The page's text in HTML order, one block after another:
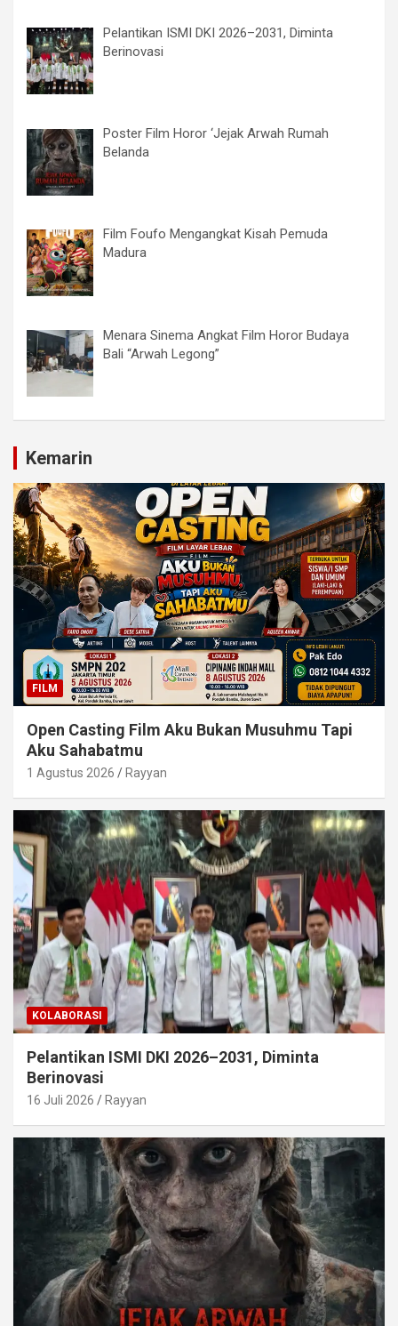
Pelantikan ISMI DKI 2026–2031, Diminta
Berinovasi
Poster Film Horor ‘Jejak Arwah Rumah
Belanda
Film Foufo Mengangkat Kisah Pemuda
Madura
Menara Sinema Angkat Film Horor Budaya
Bali “Arwah Legong”
Kemarin
FILM
Open Casting Film Aku Bukan Musuhmu Tapi
Aku Sahabatmu
1 Agustus 2026 Rayyan
KOLABORASI
Pelantikan ISMI DKI 2026–2031, Diminta
Berinovasi
16 Juli 2026 Rayyan